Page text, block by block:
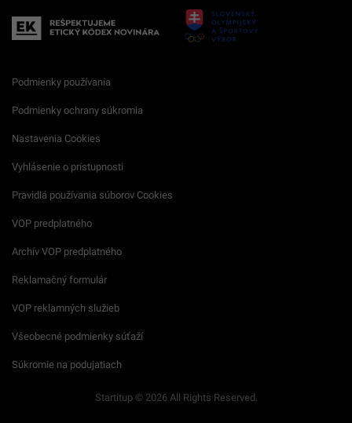
Podmienky používania
Podmienky ochrany súkromia
Nastavenia Cookies
Vyhlásenie o prístupnosti
Pravidlá používania súborov Cookies
VOP predplatného
Archív VOP predplatného
Reklamačný formulár
VOP reklamných služieb
Všeobecné podmienky súťaží
Súkromie na podujatiach
Startitup © 2026 All Rights Reserved.